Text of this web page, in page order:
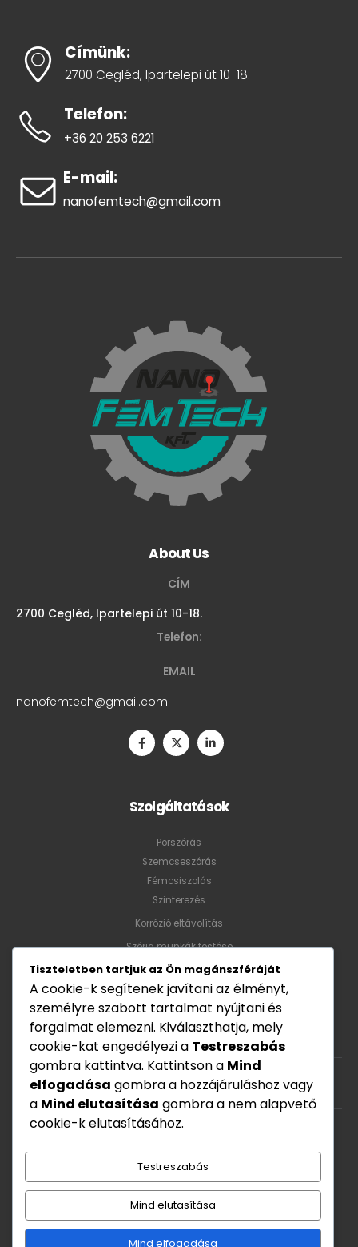
Címünk:
2700 Cegléd, Ipartelepi út 10-18.
Telefon:
+36 20 253 6221
E-mail:
nanofemtech@gmail.com
About Us
CÍM
2700 Cegléd, Ipartelepi út 10-18.
Telefon:
EMAIL
nanofemtech@gmail.com
Szolgáltatások
Porszórás
Szemcseszórás
Fémcsiszolás
Szinterezés
Korrózió eltávolítás
Széria munkák festése
Nyitvatartás
Hét - Pén: 8:00 - 17:00
Szombat: Zárva
Tiszteletben tartjuk az Ön magánszféráját
A cookie-k segítenek javítani az élményt,
személyre szabott tartalmat nyújtani és
forgalmat elemezni. Kiválaszthatja, mely
cookie-kat engedélyezi a Testreszabás
gombra kattintva. Kattintson a Mind
elfogadása gombra a hozzájáruláshoz vagy
a Mind elutasítása gombra a nem alapvető
cookie-k elutasításához.
Testreszabás
Mind elutasítása
Mind elfogadása